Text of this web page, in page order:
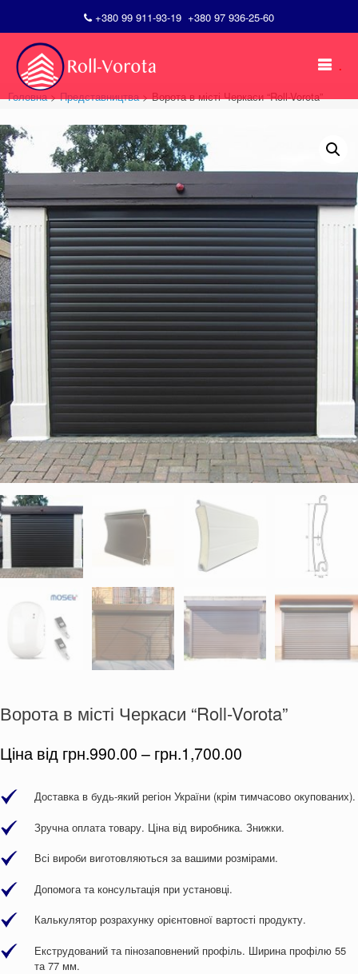
+380 99 911-93-19 +380 97 936-25-60
content
.
Головна>Представництва>Ворота в місті Черкаси “Roll-Vorota”
Ворота в місті Черкаси “Roll-Vorota”
Ціна від грн.990.00 – грн.1,700.00
Доставка в будь-який регіон України (крім тимчасово окупованих).
Зручна оплата товару. Ціна від виробника. Знижки.
Всі вироби виготовляються за вашими розмірами.
Допомога та консультація при установці.
Калькулятор розрахунку орієнтовної вартості продукту.
Екструдований та пінозаповнений профіль. Ширина профілю 55
та 77 мм.